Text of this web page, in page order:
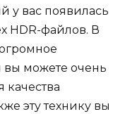
у вас появилась
HDR-файлов. В
можете очень
эту технику вы